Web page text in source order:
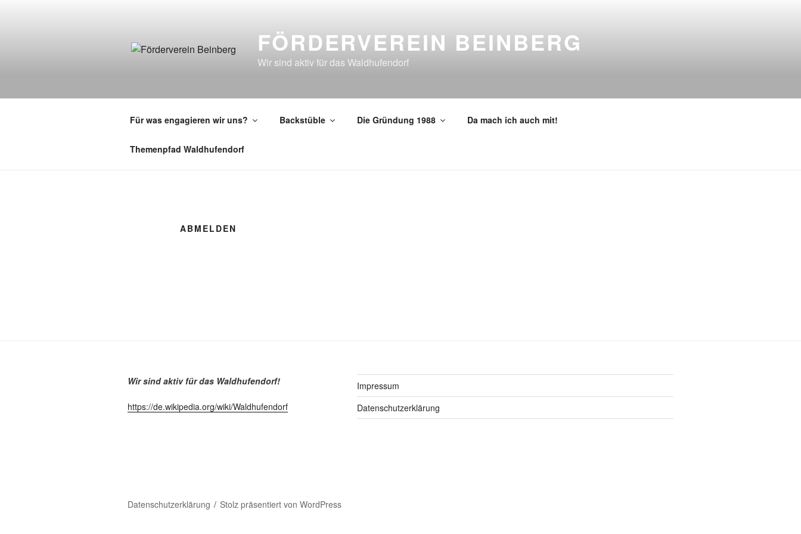
FÖRDERVEREIN BEINBERG
Wir sind aktiv für das Waldhufendorf
Für was engagieren wir uns? Backstüble Die Gründung 1988 Da mach ich auch mit!
Themenpfad Waldhufendorf
ABMELDEN
Wir sind aktiv für das Waldhufendorf!
https://de.wikipedia.org/wiki/Waldhufendorf
Impressum
Datenschutzerklärung
Datenschutzerklärung Stolz präsentiert von WordPress